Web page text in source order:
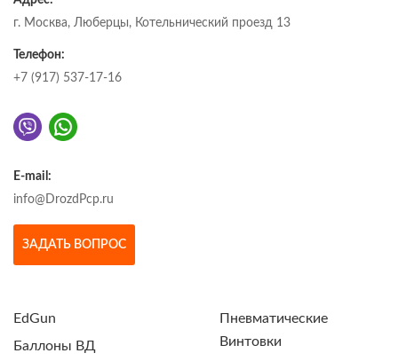
г. Москва, Люберцы, Котельнический проезд 13
Телефон:
+7 (917) 537-17-16
E-mail:
info@DrozdPcp.ru
ЗАДАТЬ ВОПРОС
EdGun
Баллоны ВД
Пневматические
Винтовки